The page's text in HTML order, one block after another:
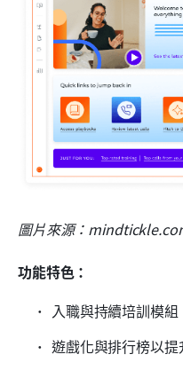
圖片來源：
功能特色：
入職與持續培訓模組
遊戲化與排行榜以